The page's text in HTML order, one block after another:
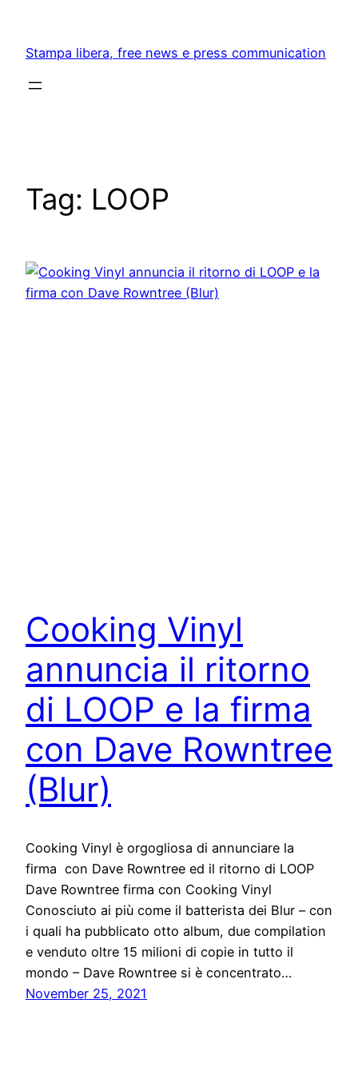
content
Stampa libera, free news e press communication
Tag: LOOP
Cooking Vinyl
annuncia il ritorno
di LOOP e la firma
con Dave Rowntree
(Blur)
Cooking Vinyl è orgogliosa di annunciare la
firma con Dave Rowntree ed il ritorno di LOOP
Dave Rowntree firma con Cooking Vinyl
Conosciuto ai più come il batterista dei Blur – con
i quali ha pubblicato otto album, due compilation
e venduto oltre 15 milioni di copie in tutto il
mondo – Dave Rowntree si è concentrato…
November 25, 2021